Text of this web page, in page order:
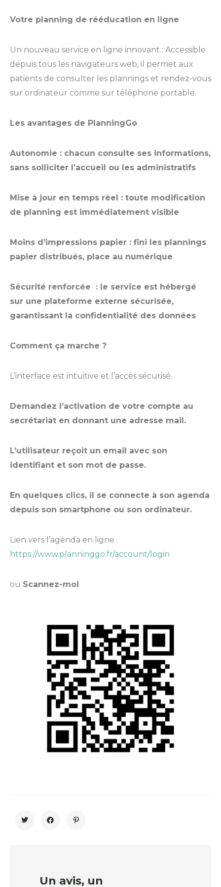
Annuaire
Votre planning de rééducation en ligne
Un nouveau service en ligne innovant : Accessible
depuis tous les navigateurs web, il permet aux
patients de consulter les plannings et rendez-vous
sur ordinateur comme sur téléphone portable.
Les avantages de PlanningGo
Autonomie : chacun consulte ses informations,
sans solliciter l’accueil ou les administratifs
Mise à jour en temps réel : toute modification
de planning est immédiatement visible
Moins d’impressions papier : fini les plannings
papier distribués, place au numérique
Sécurité renforcée : le service est hébergé
sur une plateforme externe sécurisée,
garantissant la confidentialité des données
Comment ça marche ?
L’interface est intuitive et l’accès sécurisé.
Demandez l’activation de votre compte au
secrétariat en donnant une adresse mail.
L’utilisateur reçoit un email avec son
identifiant et son mot de passe.
En quelques clics, il se connecte à son agenda
depuis son smartphone ou son ordinateur.
Lien vers l’agenda en ligne :
https://www.planninggo.fr/account/login
ou Scannez-moi
Un avis, un